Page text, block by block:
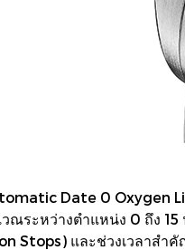
Date 0 Oxygen
ณระหว่างตำแหน่ง 0 ถึง
Stops) และช่วงเวลาสำ